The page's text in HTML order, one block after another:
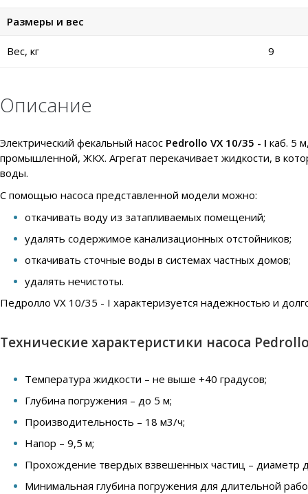
Размеры и вес
Вес, кг 9
Описание
Электрический фекальный насос Pedrollo VX 10/35 - I каб. 5
промышленной, ЖКХ. Агрегат перекачивает жидкости, в
воды.
С помощью насоса представленной модели можно:
откачивать воду из затапливаемых помещений;
удалять содержимое канализационных отстойников;
откачивать сточные воды в системах частных домов;
удалять нечистоты.
Педролло VX 10/35 - I характеризуется надежностью и
Технические характеристики насоса
Температура жидкости – не выше +40 градусов;
Глубина погружения – до 5 м;
Производительность – 18 м3/ч;
Напор – 9,5 м;
Прохождение твердых взвешенных частиц – диаметр
Минимальная глубина погружения для длительной